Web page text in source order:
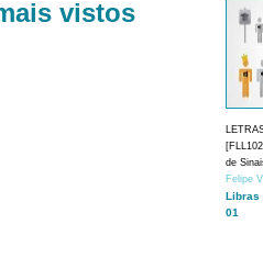
vistos
de
Felipe
Libras
01